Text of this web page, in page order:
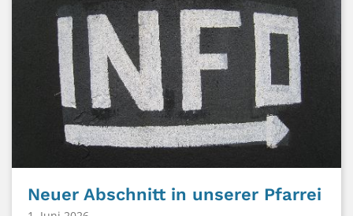
Neuer Abschnitt in unserer Pfarrei